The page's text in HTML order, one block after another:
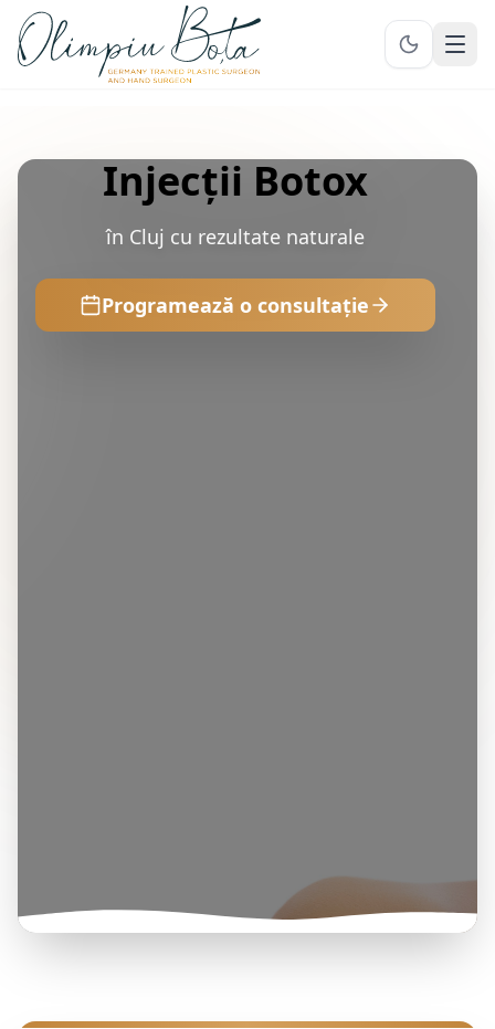
Injecții Botox
în Cluj cu rezultate naturale
Programează o consultație